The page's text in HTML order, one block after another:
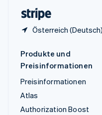
Österreich (Deutsch)
Produkte und
Preisinformationen
Preisinformationen
Atlas
Authorization Boost